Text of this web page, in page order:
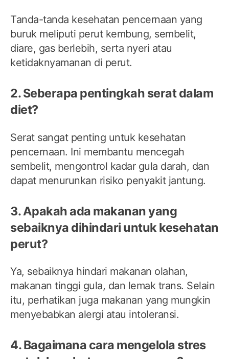
Tanda-tanda kesehatan pencernaan yang
buruk meliputi perut kembung, sembelit,
diare, gas berlebih, serta nyeri atau
ketidaknyamanan di perut.
2. Seberapa pentingkah serat dalam
diet?
Serat sangat penting untuk kesehatan
pencernaan. Ini membantu mencegah
sembelit, mengontrol kadar gula darah, dan
dapat menurunkan risiko penyakit jantung.
3. Apakah ada makanan yang
sebaiknya dihindari untuk kesehatan
perut?
Ya, sebaiknya hindari makanan olahan,
makanan tinggi gula, dan lemak trans. Selain
itu, perhatikan juga makanan yang mungkin
menyebabkan alergi atau intoleransi.
4. Bagaimana cara mengelola stres